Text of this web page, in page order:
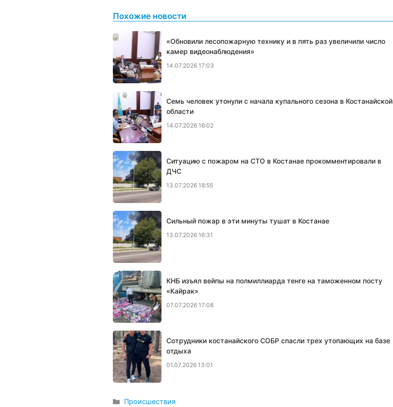
Похожие новости
«Обновили лесопожарную технику и в пять раз увеличили число
камер видеонаблюдения»
14.07.2026 17:03
Семь человек утонули с начала купального сезона в Костанайской
области
14.07.2026 16:02
Ситуацию с пожаром на СТО в Костанае прокомментировали в
ДЧС
13.07.2026 18:55
Сильный пожар в эти минуты тушат в Костанае
13.07.2026 16:31
КНБ изъял вейпы на полмиллиарда тенге на таможенном посту
«Кайрак»
07.07.2026 17:08
Сотрудники костанайского СОБР спасли трех утопающих на базе
отдыха
01.07.2026 13:01
Рубрики
Происшествия